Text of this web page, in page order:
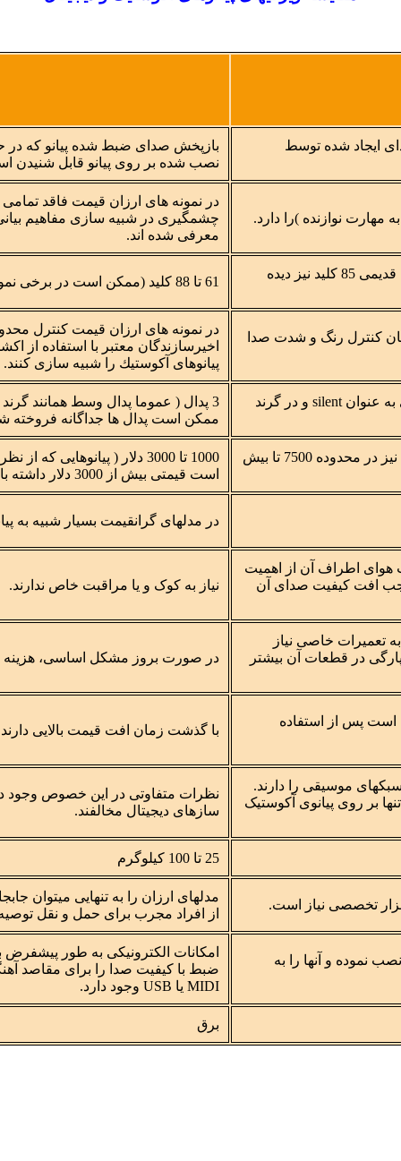
ایجاد شده توسط
باز‌پخش صدای ضبط شده پیانو که در
نصب شده بر روی پیانو قابل شنیدن
مهارت نوازنده )را دارد.
در نمونه های ارزان قیمت فاقد
چشمگیری در شبیه سازی مفاهیم
معرفی شده اند.
عموما 88 کلید در سایز کامل (در برخی از پیانو های قدیمی 85 کلید نیز دیده
61 تا 88 کلید (ممکن است در برخی نمونه های ارزان قیمت ابعاد كلیدها كوچكتر باشند)
کنترل رنگ و شدت صدا
در نمونه های ارزان قیمت کنترل
اخیرسازندگان معتبر با استفاده از
پیانوهای آكوستیك را شبیه سازی كنند.
2 یا سه پدال (عموما پدال وسط در پیانوهای دیواری به عنوان silent و در گرند
ممکن است پدال ها جداگانه فروخته
پیانوهای دیواری 3500 تا 30000 دلار و پیانوهای گرند نیز در محدوده 7500 تا بیش
1000 تا 3000 دلار (
است قیمتی بیش از 3000 دلار داشته باشند)
در مدلهای گرانقیمت بسیار شبیه به
هوای اطراف آن از اهمیت
افت کیفیت صدای آن
نیاز به کوک و یا مراقبت خاص ندارند.
تعمیرات خاصی نیاز
پارگی در قطعات آن بیشتر
در صورت بروز مشکل اساسی، هزینه
است پس از استفاده
با گذشت زمان افت قیمت بالایی
سبکهای موسیقی را دارند.
بر روی پیانوی آکوستیک
نظرات متفاوتی در این خصوص وجود
سازهای دیجیتال مخالفند.
25 تا 100 کیلوگرم
مدلهای ارزان را به تنهایی میتوان
از افراد مجرب برای حمل و نقل
نموده و آنها را به
امکانات الکترونیکی به طور
ضبط با کیفیت صدا را برای مقاصد
MIDI یا USB وجود دارد.
برق